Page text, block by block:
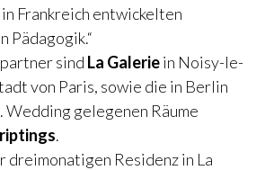
Frankreich entwickelten
Pädagogik.“
sind La Galeriein Noisy-le-
von Paris, sowie die in Berlin
Wedding gelegenen Räume
.
dreimonatigen Residenz in La